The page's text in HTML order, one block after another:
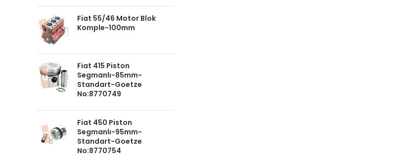
Fiat 55/46 Motor Blok
Komple-100mm
Fiat 415 Piston
Segmanlı-85mm-
Standart-Goetze
No:8770749
Fiat 450 Piston
Segmanlı-95mm-
Standart-Goetze
No:8770754